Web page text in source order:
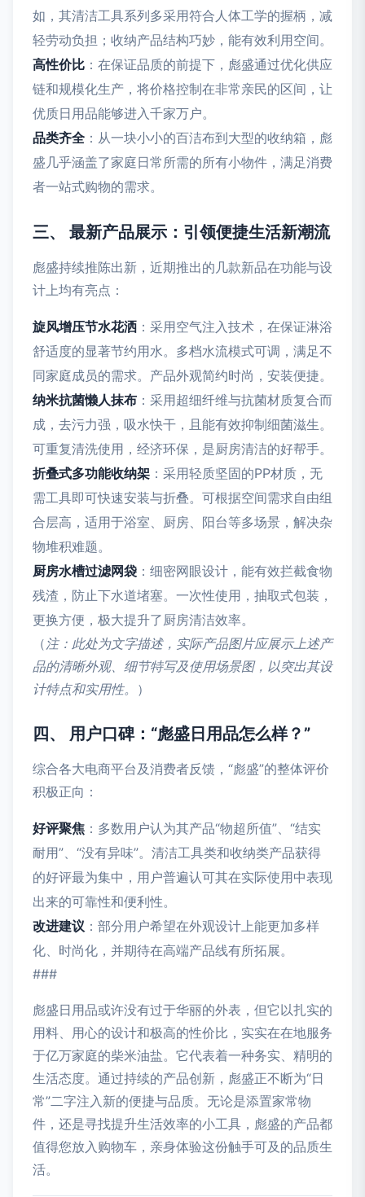
如，其清洁工具系列多采用符合人体工学的握柄，减
轻劳动负担；收纳产品结构巧妙，能有效利用空间。
高性价比 ：在保证品质的前提下，彪盛通过优化供应
链和规模化生产，将价格控制在非常亲民的区间，让
优质日用品能够进入千家万户。
品类齐全 ：从一块小小的百洁布到大型的收纳箱，彪
盛几乎涵盖了家庭日常所需的所有小物件，满足消费
者一站式购物的需求。
三、 最新产品展示：引领便捷生活新潮流
彪盛持续推陈出新，近期推出的几款新品在功能与设
计上均有亮点：
旋风增压节水花洒 ：采用空气注入技术，在保证淋浴
舒适度的显著节约用水。多档水流模式可调，满足不
同家庭成员的需求。产品外观简约时尚，安装便捷。
纳米抗菌懒人抹布 ：采用超细纤维与抗菌材质复合而
成，去污力强，吸水快干，且能有效抑制细菌滋生。
可重复清洗使用，经济环保，是厨房清洁的好帮手。
折叠式多功能收纳架 ：采用轻质坚固的PP材质，无
需工具即可快速安装与折叠。可根据空间需求自由组
合层高，适用于浴室、厨房、阳台等多场景，解决杂
物堆积难题。
厨房水槽过滤网袋 ：细密网眼设计，能有效拦截食物
残渣，防止下水道堵塞。一次性使用，抽取式包装，
更换方便，极大提升了厨房清洁效率。
（注：此处为文字描述，实际产品图片应展示上述产
品的清晰外观、细节特写及使用场景图，以突出其设
计特点和实用性。 ）
四、 用户口碑：“彪盛日用品怎么样？”
综合各大电商平台及消费者反馈，“彪盛”的整体评价
积极正向：
好评聚焦 ：多数用户认为其产品“物超所值”、“结实
耐用”、“没有异味”。清洁工具类和收纳类产品获得
的好评最为集中，用户普遍认可其在实际使用中表现
出来的可靠性和便利性。
改进建议 ：部分用户希望在外观设计上能更加多样
化、时尚化，并期待在高端产品线有所拓展。
###
彪盛日用品或许没有过于华丽的外表，但它以扎实的
用料、用心的设计和极高的性价比，实实在在地服务
于亿万家庭的柴米油盐。它代表着一种务实、精明的
生活态度。通过持续的产品创新，彪盛正不断为“日
常”二字注入新的便捷与品质。无论是添置家常物
件，还是寻找提升生活效率的小工具，彪盛的产品都
值得您放入购物车，亲身体验这份触手可及的品质生
活。